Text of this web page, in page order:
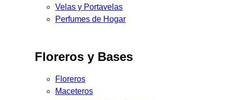
Velas y Portavelas
Perfumes de Hogar
Floreros y Bases
Floreros
Maceteros